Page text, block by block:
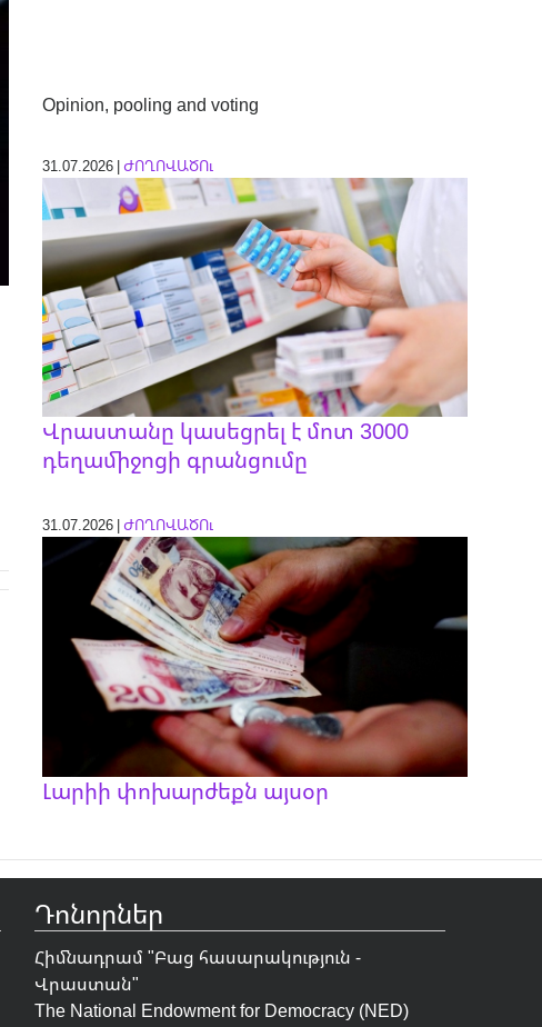
Opinion, pooling and voting
31.07.2026 |ԺՈՂՈՎԱԾՈւ
Վրաստանը կասեցրել է մոտ 3000
դեղամիջոցի գրանցումը
31.07.2026 |ԺՈՂՈՎԱԾՈւ
Լարիի փոխարժեքն այսօր
Դոնորներ
Հիմնադրամ "Բաց հասարակություն -
Վրաստան"
The National Endowment for Democracy (NED)